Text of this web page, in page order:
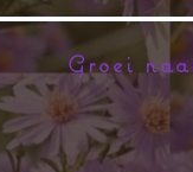
Groei